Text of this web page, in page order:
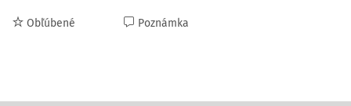
Obľúbené Poznámka